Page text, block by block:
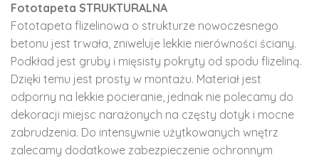
Fototapeta STRUKTURALNA
Fototapeta flizelinowa o strukturze nowoczesnego
betonu jest trwała, zniweluje lekkie nierówności ściany.
Podkład jest gruby i mięsisty pokryty od spodu flizeliną.
Dzięki temu jest prosty w montażu. Materiał jest
odporny na lekkie pocieranie, jednak nie polecamy do
dekoracji miejsc narażonych na częsty dotyk i mocne
zabrudzenia. Do intensywnie użytkowanych wnętrz
zalecamy dodatkowe zabezpieczenie ochronnym